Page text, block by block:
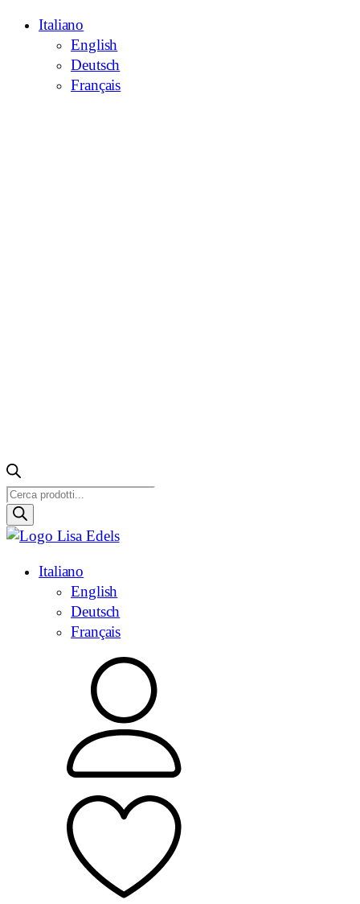
Italiano
English
Deutsch
Français
Ricerca
prodotti
Italiano
English
Deutsch
Français